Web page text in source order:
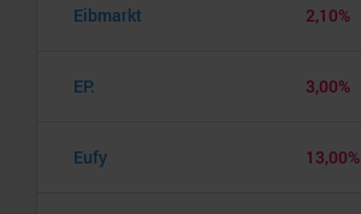
Eibmarkt 2,10%
EP: 3,00%
Eufy 13,00%